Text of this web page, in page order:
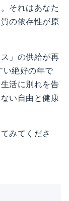
それはあなた
の依存性が原
」の供給が再
い絶好の年で
活に別れを告
い自由と健康
みてくださ